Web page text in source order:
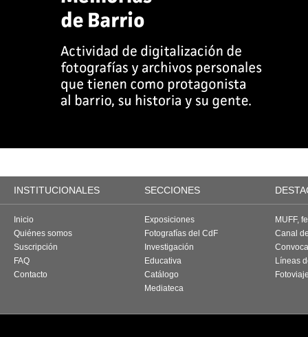
INSTITUCIONALES SECCIONES
Inicio
Quiénes somos
Suscripción
FAQ
Contacto
Exposiciones
Fotografías del CdF
Investigación
Educativa
Catálogo
Mediateca
MUFF,
Canal
Líneas